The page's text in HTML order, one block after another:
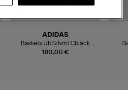
180,00 €
ADIDAS
Baskets Ub Silvmt Cblack
Selure Ace, Collaboration